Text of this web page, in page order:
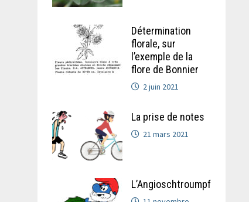
Détermination
florale, sur
l’exemple de la
flore de Bonnier
2 juin 2021
La prise de notes
21 mars 2021
L’Angioschtroumpf